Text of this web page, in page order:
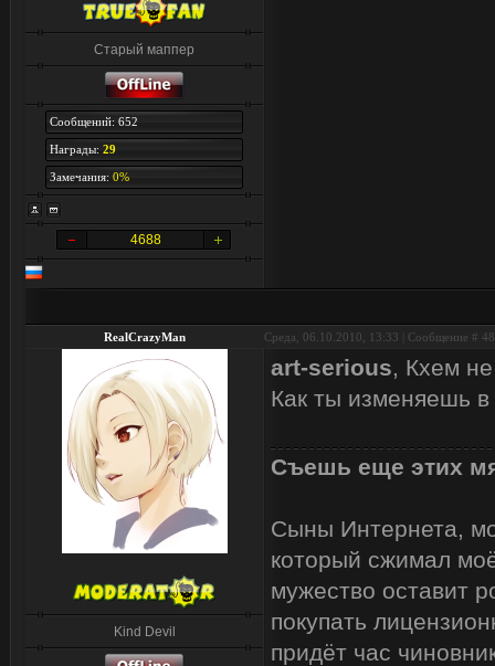
Старый маппер
Сообщений: 652
Награды: 29
Замечания: 0%
4688
RealCrazyMan Среда, 06.10.2010, 13:33 | Сообщение # 48
Kind Devil
art-serious, Кхем
Как ты изменяешь
Съешь еще этих
Сыны Интернета,
который сжимал
мужество оставит
покупать
придёт час